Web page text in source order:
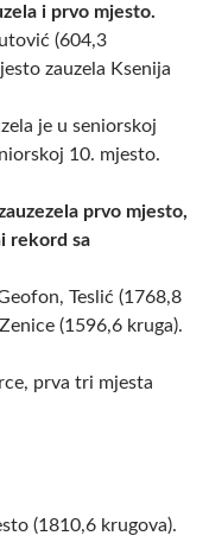
i prvo mjesto.
(604,3
zauzela Ksenija
je u seniorskoj
10. mjesto.
prvo mjesto,
rekord sa
Teslić (1768,8
(1596,6 kruga).
prva tri mjesta
(1810,6 krugova).